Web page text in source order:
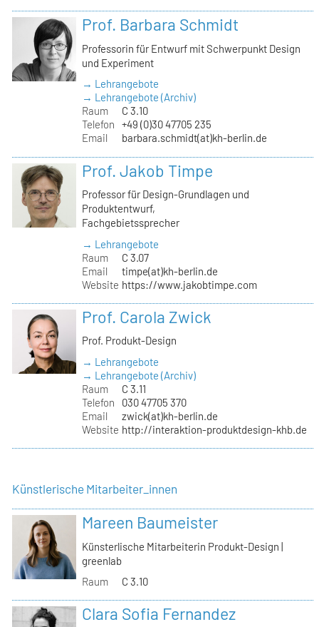
Prof. Barbara Schmidt
Professorin für Entwurf mit Schwerpunkt Design
und Experiment
→ Lehrangebote
→ Lehrangebote (Archiv)
Raum
C 3.10
Telefon
+49 (0)30 47705 235
Email
barbara.schmidt(at)kh-berlin.de
Prof. Jakob Timpe
Professor für Design-Grundlagen und
Produktentwurf,
Fachgebietssprecher
→ Lehrangebote
Raum
C 3.07
Email
timpe(at)kh-berlin.de
Website https://www.jakobtimpe.com
Prof. Carola Zwick
Prof. Produkt-Design
→ Lehrangebote
→ Lehrangebote (Archiv)
Raum
C 3.11
Telefon
030 47705 370
Email
zwick(at)kh-berlin.de
Website http://interaktion-produktdesign-khb.de
Künstlerische Mitarbeiter_innen
Mareen Baumeister
Künsterlische Mitarbeiterin Produkt-Design |
greenlab
Raum
C 3.10
Clara Sofia Fernandez